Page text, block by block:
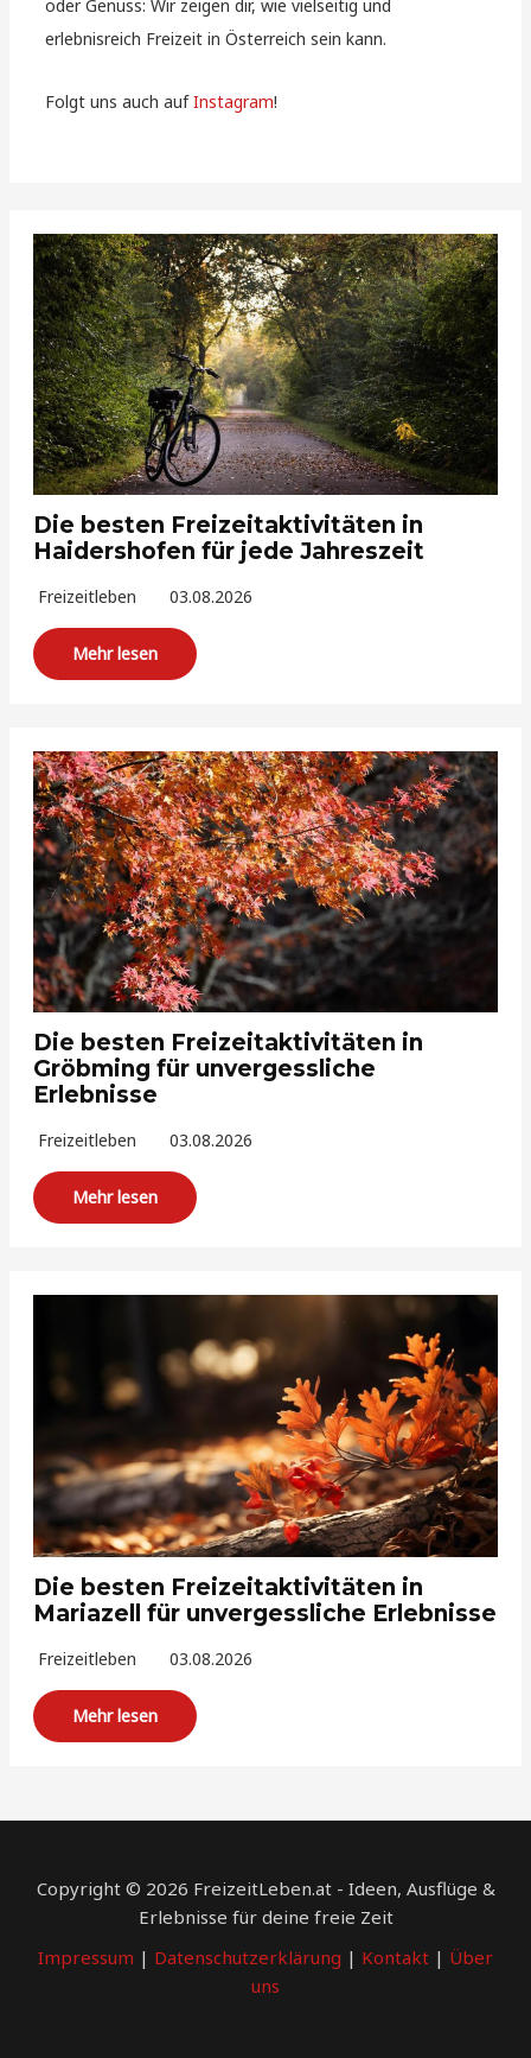
oder Genuss: Wir zeigen dir, wie vielseitig und
erlebnisreich Freizeit in Österreich sein kann.
Folgt uns auch aufInstagram!
Die besten Freizeitaktivitäten in
Haidershofen für jede Jahreszeit
Freizeitleben 03.08.2026
Mehr lesen
Die besten Freizeitaktivitäten in
Gröbming für unvergessliche
Erlebnisse
Freizeitleben 03.08.2026
Mehr lesen
Die besten Freizeitaktivitäten in
Mariazell für unvergessliche Erlebnisse
Freizeitleben 03.08.2026
Mehr lesen
Copyright © 2026 FreizeitLeben.at - Ideen, Ausflüge &
Erlebnisse für deine freie Zeit
Impressum | Datenschutzerklärung | Kontakt | Über
uns